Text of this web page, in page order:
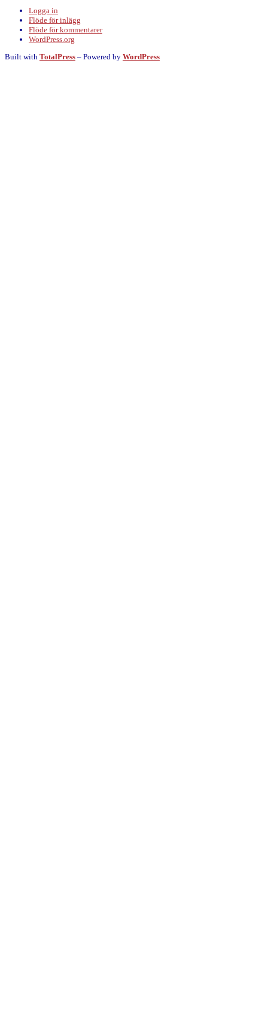
Logga in
Flöde för inlägg
Flöde för kommentarer
WordPress.org
Built with TotalPress – Powered by WordPress